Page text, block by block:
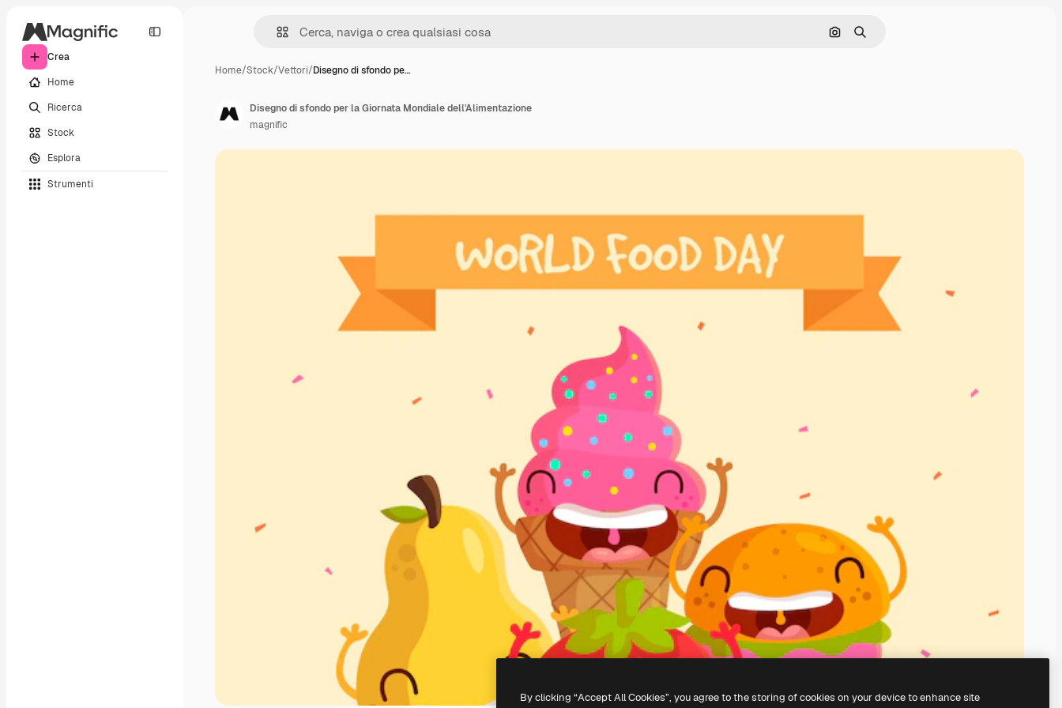
Crea
Home
Ricerca
Stock
Esplora
Strumenti
Cerca per immagine
Ricerca
Home/Stock/Vettori/Disegno di sfondo pe…
Disegno di sfondo per la Giornata Mondiale dell'Alimentazione
magnific
By clicking “Accept All Cookies”, you agree to the storing of cookies on your device to enhance site